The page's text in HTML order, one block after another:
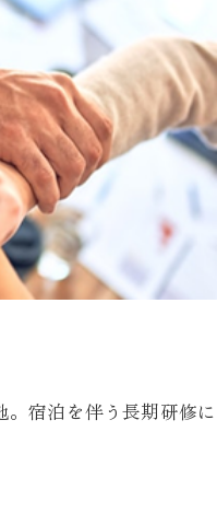
。宿泊を伴う長期研修に